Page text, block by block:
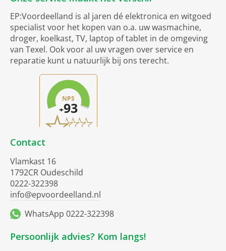
EP:Voordeelland is al jaren dé elektronica en witgoed
specialist voor het kopen van o.a. uw wasmachine,
droger, koelkast, TV, laptop of tablet in de omgeving
van Texel. Ook voor al uw vragen over service en
reparatie kunt u natuurlijk bij ons terecht.
Contact
Vlamkast 16
1792CR Oudeschild
0222-322398
info@epvoordeelland.nl
WhatsApp 0222-322398
Persoonlijk advies? Kom langs!